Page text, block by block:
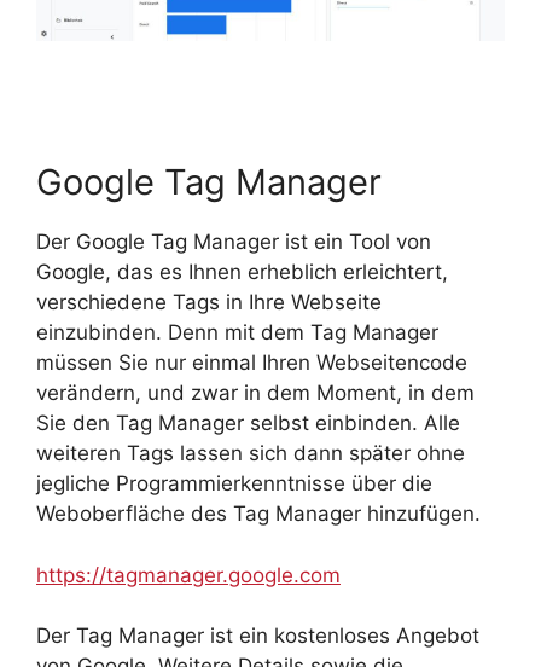
Google Tag Manager
Der Google Tag Manager ist ein Tool von
Google, das es Ihnen erheblich erleichtert,
verschiedene Tags in Ihre Webseite
einzubinden. Denn mit dem Tag Manager
müssen Sie nur einmal Ihren Webseitencode
verändern, und zwar in dem Moment, in dem
Sie den Tag Manager selbst einbinden. Alle
weiteren Tags lassen sich dann später ohne
jegliche Programmierkenntnisse über die
Weboberfläche des Tag Manager hinzufügen.
https://tagmanager.google.com
Der Tag Manager ist ein kostenloses Angebot